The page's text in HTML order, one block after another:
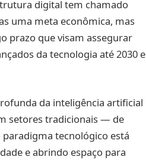
digital tem chamado
uma meta econômica, mas
prazo que visam assegurar
da tecnologia até 2030 e
da inteligência artificial
setores tradicionais — de
tecnológico está
e abrindo espaço para